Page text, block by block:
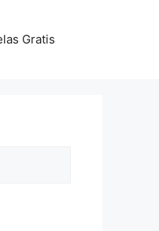
Gratis